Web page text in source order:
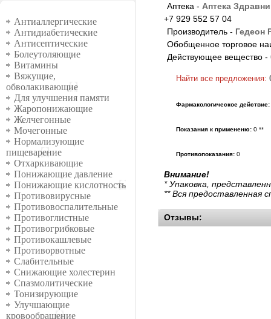
Группы
Антиаллергические
Антидиабетические
Антисептические
Болеутоляющие
Витамины
Вяжущие,
обволакивающие
Для улучшения памяти
Жаропонижающие
Желчегонные
Мочегонные
Нормализующие
пищеварение
Отхаркивающие
Понижающие давление
Понижающие кислотность
Противовирусные
Противовоспалительные
Противоглистные
Противогрибковые
Противокашлевые
Противорвотные
Слабительные
Снижающие холестерин
Спазмолитические
Тонизирующие
Улучшающие
кровообращение
Аптека - Аптека
+7 929 552 57 04
Производитель - Гедеон
Обобщенное торговое
Действующее вещество -
Найти все предложения:
Фармакологическое действие:
Показания к примененю: 0 **
Противопоказания: 0
Внимание!
* Упаковка,
** Вся предоставленная
Отзывы: